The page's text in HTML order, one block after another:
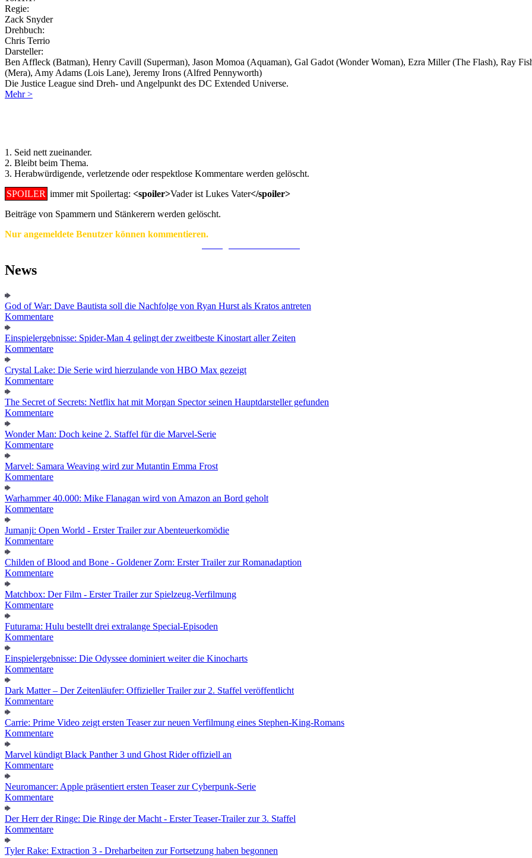
Regie:
Zack Snyder
Drehbuch:
Chris Terrio
Darsteller:
Ben Affleck (Batman), Henry Cavill (Superman), Jason Momoa (Aquaman), Gal Gadot (Wonder Woman), Ezra Miller (The Flash), Ray
(Mera), Amy Adams (Lois Lane), Jeremy Irons (Alfred Pennyworth)
Die Justice League sind Dreh- und Angelpunkt des DC Extended Universe.
Mehr >
1. Seid nett zueinander.
2. Bleibt beim Thema.
3. Herabwürdigende, verletzende oder respektlose Kommentare werden gelöscht.
SPOILER immer mit Spoilertag: <spoiler>Vader ist Lukes Vater</spoiler>
Beiträge von Spammern und Stänkerern werden gelöscht.
Nur angemeldete Benutzer können kommentieren.
News
God of War: Dave Bautista soll die Nachfolge von Ryan Hurst als Kratos antreten
Kommentare
Einspielergebnisse: Spider-Man 4 gelingt der zweitbeste Kinostart aller Zeiten
Kommentare
Crystal Lake: Die Serie wird hierzulande von HBO Max gezeigt
Kommentare
The Secret of Secrets: Netflix hat mit Morgan Spector seinen Hauptdarsteller gefunden
Kommentare
Wonder Man: Doch keine 2. Staffel für die Marvel-Serie
Kommentare
Marvel: Samara Weaving wird zur Mutantin Emma Frost
Kommentare
Warhammer 40.000: Mike Flanagan wird von Amazon an Bord geholt
Kommentare
Jumanji: Open World - Erster Trailer zur Abenteuerkomödie
Kommentare
Childen of Blood and Bone - Goldener Zorn: Erster Trailer zur Romanadaption
Kommentare
Matchbox: Der Film - Erster Trailer zur Spielzeug-Verfilmung
Kommentare
Futurama: Hulu bestellt drei extralange Special-Episoden
Kommentare
Einspielergebnisse: Die Odyssee dominiert weiter die Kinocharts
Kommentare
Dark Matter – Der Zeitenläufer: Offizieller Trailer zur 2. Staffel veröffentlicht
Kommentare
Carrie: Prime Video zeigt ersten Teaser zur neuen Verfilmung eines Stephen-King-Romans
Kommentare
Marvel kündigt Black Panther 3 und Ghost Rider offiziell an
Kommentare
Neuromancer: Apple präsentiert ersten Teaser zur Cyberpunk-Serie
Kommentare
Der Herr der Ringe: Die Ringe der Macht - Erster Teaser-Trailer zur 3. Staffel
Kommentare
Tyler Rake: Extraction 3 - Dreharbeiten zur Fortsetzung haben begonnen